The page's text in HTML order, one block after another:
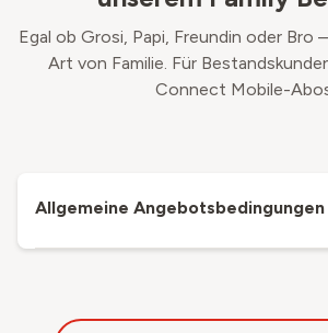
Egal ob Grosi, Papi, Freundin oder Bro
Art von Familie. Für
Connect Mobile-
Allgemeine Angebotsbedingungen